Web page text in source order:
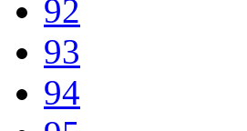
92
93
94